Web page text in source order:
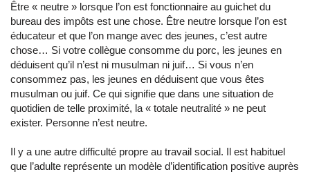
Être « neutre » lorsque l’on est fonctionnaire au guichet du
bureau des impôts est une chose. Être neutre lorsque l’on est
éducateur et que l’on mange avec des jeunes, c’est autre
chose… Si votre collègue consomme du porc, les jeunes en
déduisent qu’il n’est ni musulman ni juif… Si vous n’en
consommez pas, les jeunes en déduisent que vous êtes
musulman ou juif. Ce qui signifie que dans une situation de
quotidien de telle proximité, la « totale neutralité » ne peut
exister. Personne n’est neutre.
Il y a une autre difficulté propre au travail social. Il est habituel
que l’adulte représente un modèle d’identification positive auprès